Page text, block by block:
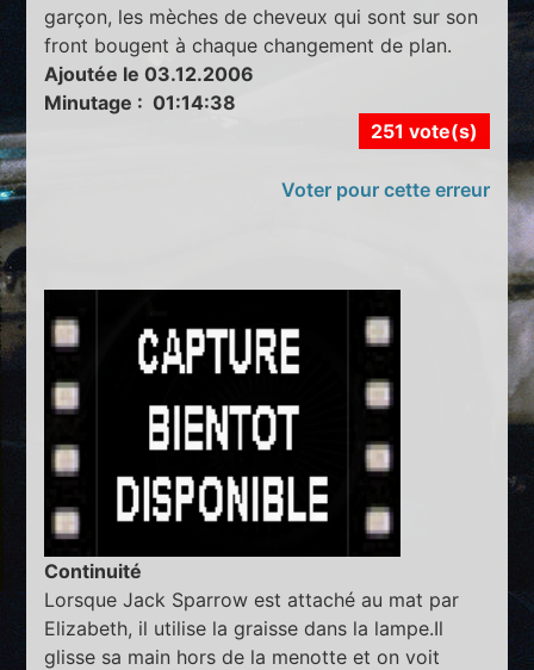
garçon, les mèches de cheveux qui sont sur son
front bougent à chaque changement de plan.
Ajoutée le 03.12.2006
Minutage : 01:14:38
251 vote(s)
Voter pour cette erreur
Continuité
Lorsque Jack Sparrow est attaché au mat par
Elizabeth, il utilise la graisse dans la lampe.Il
glisse sa main hors de la menotte et on voit